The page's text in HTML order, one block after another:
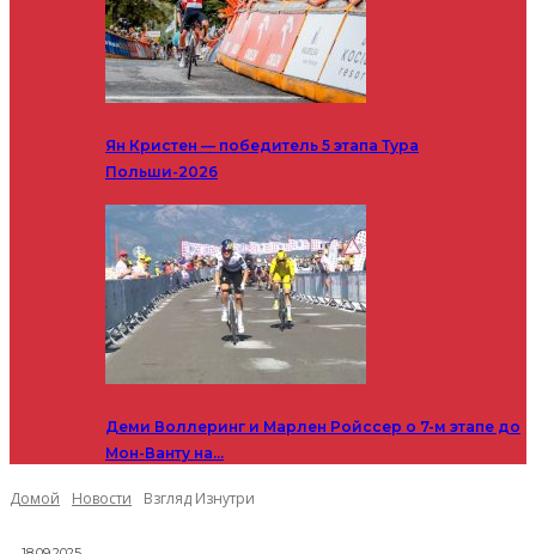
Ян Кристен — победитель 5 этапа Тура
Польши-2026
Деми Воллеринг и Марлен Ройссер о 7-м этапе до
Мон-Ванту на…
Домой Новости Взгляд Изнутри